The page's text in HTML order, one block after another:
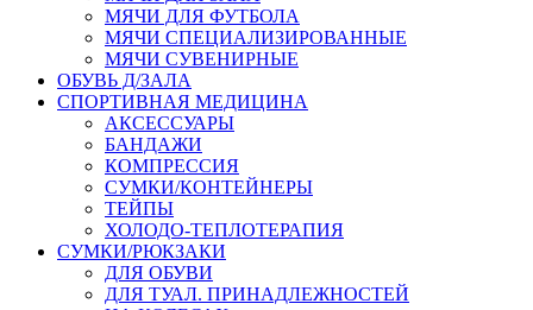
МЯЧИ ДЛЯ ФУТБОЛА
МЯЧИ СПЕЦИАЛИЗИРОВАННЫЕ
МЯЧИ СУВЕНИРНЫЕ
ОБУВЬ Д/ЗАЛА
СПОРТИВНАЯ МЕДИЦИНА
АКСЕССУАРЫ
БАНДАЖИ
КОМПРЕССИЯ
СУМКИ/КОНТЕЙНЕРЫ
ТЕЙПЫ
ХОЛОДО-ТЕПЛОТЕРАПИЯ
СУМКИ/РЮКЗАКИ
ДЛЯ ОБУВИ
ДЛЯ ТУАЛ. ПРИНАДЛЕЖНОСТЕЙ